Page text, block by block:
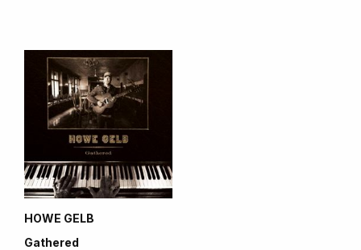
HOWE GELB
Gathered